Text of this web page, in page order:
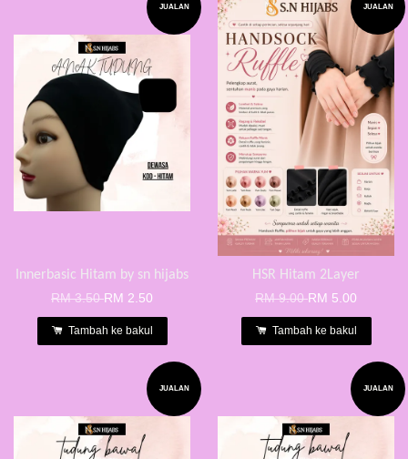
JUALAN
Innerbasic Hitam by sn hijabs
RM 3.50RM 2.50
Tambah ke bakul
JUALAN
HSR Hitam 2Layer
RM 9.00RM 5.00
Tambah ke bakul
JUALAN JUALAN